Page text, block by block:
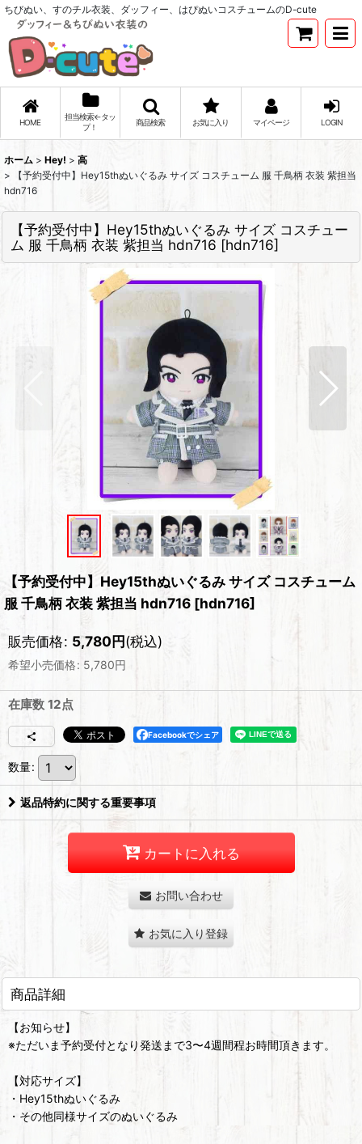
ちびぬい、すのチル衣装、ダッフィー、はぴぬいコスチュームのD-cute
HOME
担当検索←タッ
プ！
商品検索 お気に入り マイページ LOGIN
ホーム > Hey! > 高
>
【予約受付中】Hey15thぬいぐるみ サイズ コスチューム 服 千鳥柄 衣装 紫担当
hdn716
【予約受付中】Hey15thぬいぐるみ サイズ コスチュー
ム 服 千鳥柄 衣装 紫担当 hdn716 [hdn716]
【予約受付中】Hey15thぬいぐるみ サイズ コスチューム
服 千鳥柄 衣装 紫担当 hdn716 [hdn716]
販売価格: 5,780円(税込)
希望小売価格: 5,780円
在庫数 12点
Facebookでシェア
数量:
返品特約に関する重要事項
カートに入れる
お問い合わせ
お気に入り登録
商品詳細
【お知らせ】
※ただいま予約受付となり発送まで3〜4週間程お時間頂きます。
【対応サイズ】
・Hey15thぬいぐるみ
・その他同様サイズのぬいぐるみ